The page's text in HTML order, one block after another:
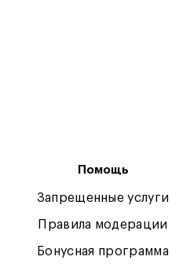
Помощь
Запрещенные услуги
Правила модерации
Бонусная программа